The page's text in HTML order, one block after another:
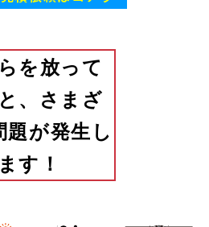
を放って
、さまざ
題が発生し
ます！